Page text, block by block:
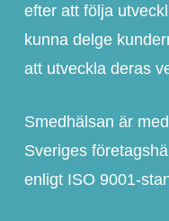
efter att följa
kunna delge
att utveckla deras
Smedhälsan är
Sveriges
enligt ISO 9001-